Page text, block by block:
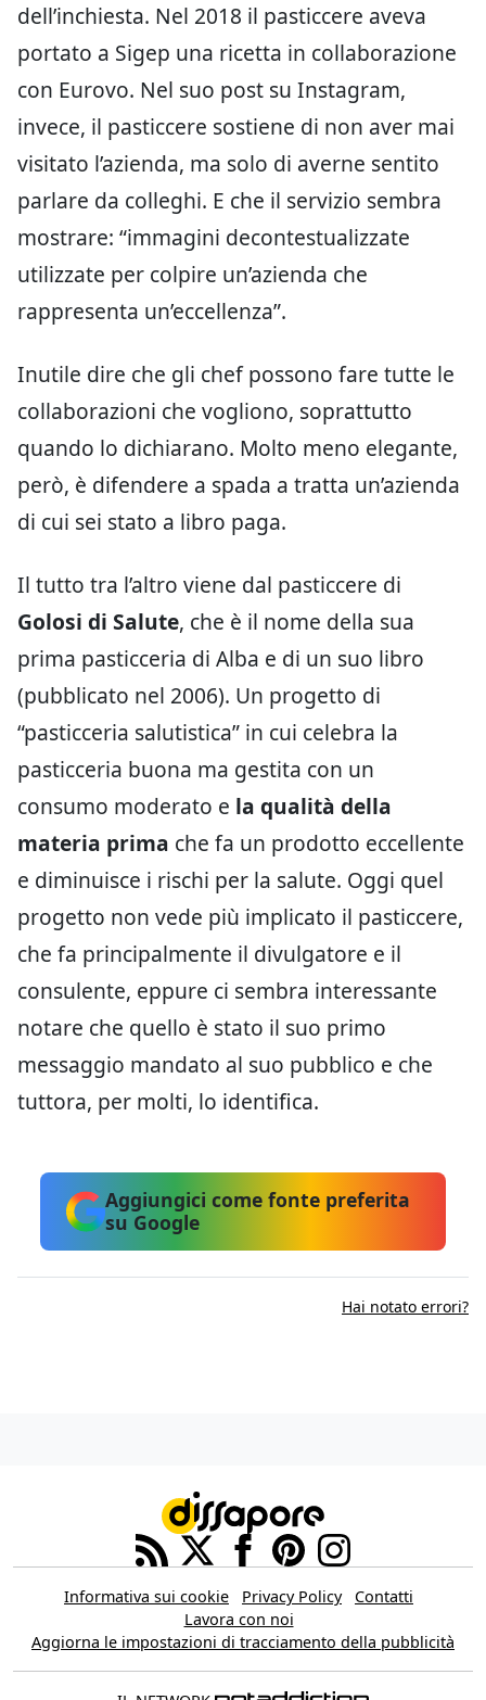
dell’inchiesta. Nel 2018 il pasticcere aveva
portato a Sigep una ricetta in collaborazione
con Eurovo. Nel suo post su Instagram,
invece, il pasticcere sostiene di non aver mai
visitato l’azienda, ma solo di averne sentito
parlare da colleghi. E che il servizio sembra
mostrare: “immagini decontestualizzate
utilizzate per colpire un’azienda che
rappresenta un’eccellenza”.
Inutile dire che gli chef possono fare tutte le
collaborazioni che vogliono, soprattutto
quando lo dichiarano. Molto meno elegante,
però, è difendere a spada a tratta un’azienda
di cui sei stato a libro paga.
Il tutto tra l’altro viene dal pasticcere di
Golosi di Salute, che è il nome della sua
prima pasticceria di Alba e di un suo libro
(pubblicato nel 2006). Un progetto di
“pasticceria salutistica” in cui celebra la
pasticceria buona ma gestita con un
consumo moderato e la qualità della
materia prima che fa un prodotto eccellente
e diminuisce i rischi per la salute. Oggi quel
progetto non vede più implicato il pasticcere,
che fa principalmente il divulgatore e il
consulente, eppure ci sembra interessante
notare che quello è stato il suo primo
messaggio mandato al suo pubblico e che
tuttora, per molti, lo identifica.
Aggiungici come fonte preferita
su Google
Hai notato errori?
Informativa sui cookie Privacy Policy
Contatti
Lavora con noi
Aggiorna le impostazioni di tracciamento della pubblicità